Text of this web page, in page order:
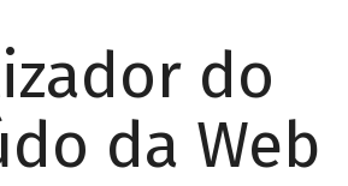
do
da Web